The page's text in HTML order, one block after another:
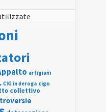
artigiani
CIG in deroga cigo
collettivo